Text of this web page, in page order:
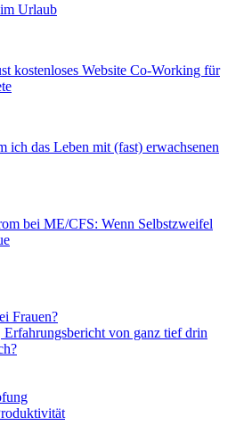
Urlaub
kostenloses Website Co-Working für
ich das Leben mit (fast) erwachsenen
bei ME/CFS: Wenn Selbstzweifel
Frauen?
von ganz tief drin